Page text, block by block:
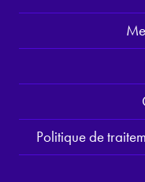
Politique de